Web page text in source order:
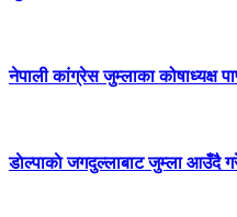
नेपाली कांग्रेस जुम्लाका कोषाध्यक्ष
डाेल्पाकाे जगदुल्लाबाट जुम्ला आउँदै